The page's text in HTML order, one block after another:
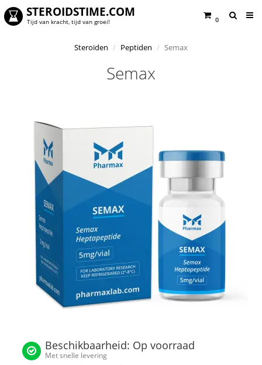
0
STEROIDSTIME.COM
Tijd van kracht, tijd van groei!
Steroïden Peptiden Semax
Semax
Beschikbaarheid: Op voorraad
Met snelle levering